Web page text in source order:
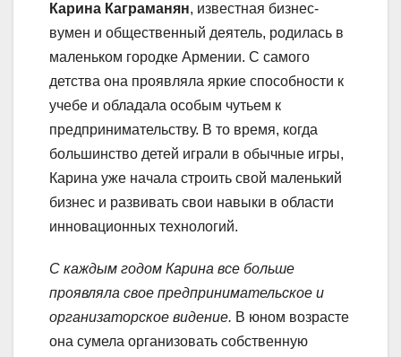
Карина Каграманян, известная бизнес-
вумен и общественный деятель, родилась в
маленьком городке Армении. С самого
детства она проявляла яркие способности к
учебе и обладала особым чутьем к
предпринимательству. В то время, когда
большинство детей играли в обычные игры,
Карина уже начала строить свой маленький
бизнес и развивать свои навыки в области
инновационных технологий.
С каждым годом Карина все больше
проявляла свое предпринимательское и
организаторское видение. В юном возрасте
она сумела организовать собственную